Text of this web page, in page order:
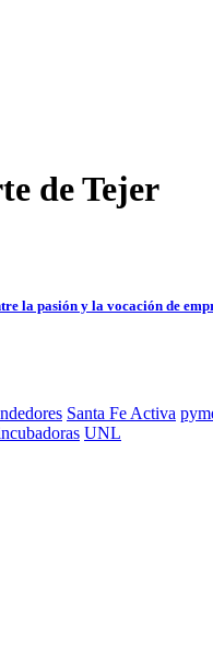
de Tejer
la pasión y la vocación de
Santa Fe Activa
UNL